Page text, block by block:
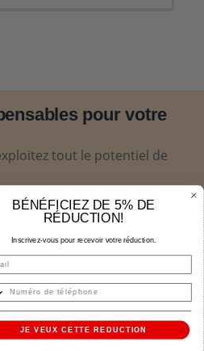
pour votre
tout le potentiel de
BÉNÉFICIEZ DE 5% DE
RÉDUCTION!
Inscrivez-vous pour recevoir votre réduction.
JE VEUX CETTE REDUCTION